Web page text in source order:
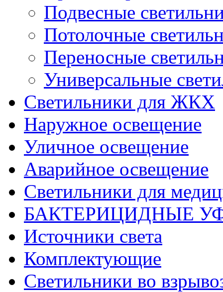
Подвесные
Потолочные
Переносные
Универсальные
Светильники для ЖКХ
Наружное освещение
Уличное освещение
Аварийное освещение
Светильники для
БАКТЕРИЦИДНЫЕ
Источники света
Комплектующие
Светильники во